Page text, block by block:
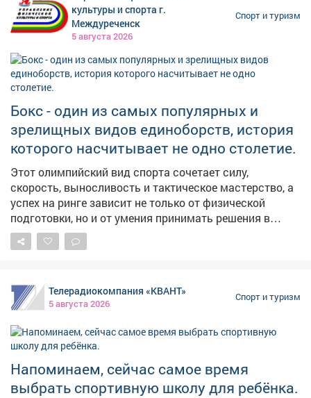
культуры и спорта г.
Междуреченск
5 августа 2026
Спорт и туризм
Бокс - один из самых популярных и
зрелищных видов единоборств, история
которого насчитывает не одно столетие.
Этот олимпийский вид спорта сочетает силу,
скорость, выносливость и тактическое мастерство, а
успех на ринге зависит не только от физической
подготовки, но и от умения принимать решения в
считанные секунды. В России бокс имеет богатые
спортивные традиции и продолжает активно
спортивные школы и секции, проводятся
соревнования, а кузбасские спортсмены достойно
представляют область на всероссийской и
международной аренах. В карточках расскажем об
истории бокса, его особенностях и известных
спортсменах, чьи достижения стали важной частью
спортивной истории Кузбасса.
Телерадиокомпания «КВАНТ»
5 августа 2026
Спорт и туризм
Напоминаем, сейчас самое время
выбрать спортивную школу для ребёнка.